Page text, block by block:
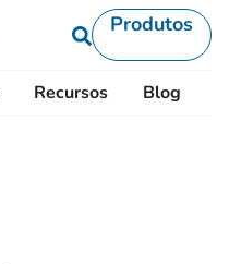
Produtos
Recursos Blog